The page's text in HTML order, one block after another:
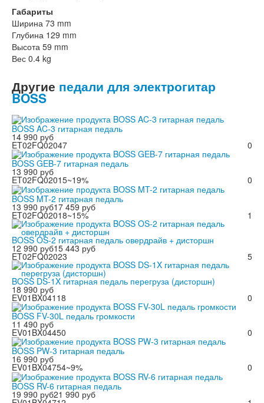
Габариты
Ширина 73 mm
Глубина 129 mm
Высота 59 mm
Вес 0.4 kg
Другие педали для электрогитар
BOSS
BOSS AC-3 гитарная педаль
14 990 руб
0
ET02FQ02047
BOSS GEB-7 гитарная педаль
13 990 руб
0
ET02FQ02015~19%
BOSS MT-2 гитарная педаль
13 990 руб17 459 руб
1
ET02FQ02018~15%
BOSS OS-2 гитарная педаль овердрайв + дисторшн
12 990 руб15 443 руб
5
ET02FQ02023
BOSS DS-1X гитарная педаль перегруза (дисторшн)
18 990 руб
0
EV01BX04118
BOSS FV-30L педаль громкости
11 490 руб
0
EV01BX04450
BOSS PW-3 гитарная педаль
16 990 руб
0
EV01BX04754~9%
BOSS RV-6 гитарная педаль
19 990 руб21 990 руб